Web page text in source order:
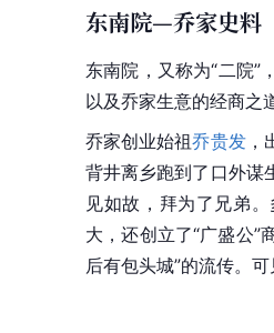
东南院—乔家史料
东南院，又称为“二院”
以及乔家生意的经商之
乔家创业始祖乔贵发，
背井离乡跑到了口外谋
见如故，拜为了兄弟
大，还创立了“广盛公”
后有包头城”的流传。